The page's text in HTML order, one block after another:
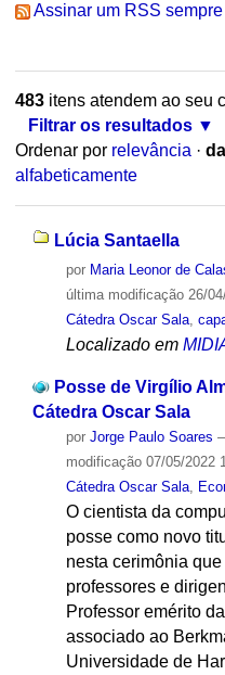
Assinar um RSS
483itens atendem ao seu
Filtrar os resultados
Ordenar por relevância ·
alfabeticamente
Lúcia Santaella
por Maria Leonor de
última modificação26/
Cátedra Oscar Sala,
Localizado em
Posse de Virgílio
Cátedra Oscar Sala
por Jorge Paulo Soares
modificação07/05/2022
Cátedra Oscar Sala,
O cientista da
posse como novo
nesta cerimônia
professores e
Professor emérito
associado ao
Universidade de